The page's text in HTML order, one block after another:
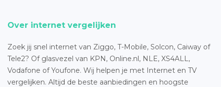
Over internet vergelijken
Zoek jij snel internet van Ziggo, T-Mobile, Solcon, Caiway of
Tele2? Of glasvezel van KPN, Online.nl, NLE, XS4ALL,
Vodafone of Youfone. Wij helpen je met Internet en TV
vergelijken. Altijd de beste aanbiedingen en hoogste